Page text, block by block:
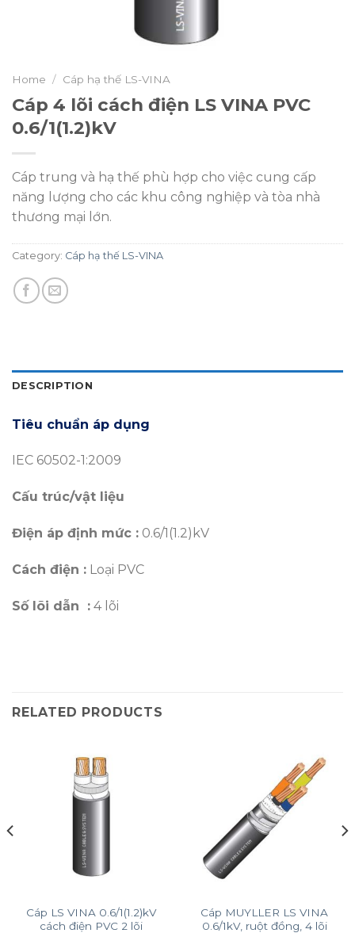
Home / Cáp hạ thế LS-VINA
Cáp 4 lõi cách điện LS VINA PVC
0.6/1(1.2)kV
Cáp trung và hạ thế phù hợp cho việc cung cấp
năng lượng cho các khu công nghiệp và tòa nhà
thương mại lớn.
Category: Cáp hạ thế LS-VINA
DESCRIPTION
Tiêu chuẩn áp dụng
IEC 60502-1:2009
Cấu trúc/vật liệu
Điện áp định mức : 0.6/1(1.2)kV
Cách điện : Loại PVC
Số lõi dẫn : 4 lõi
RELATED PRODUCTS
Cáp LS VINA 0.6/1(1.2)kV
cách điện PVC 2 lõi
Cáp MUYLLER LS VINA
0.6/1kV, ruột đồng, 4 lõi